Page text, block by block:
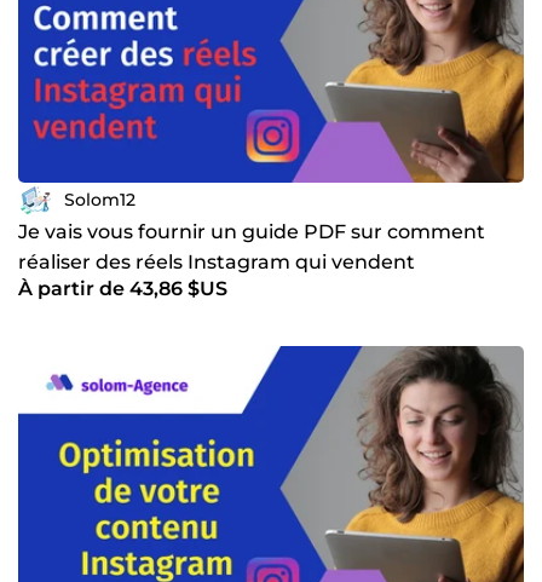
Solom12
Je vais vous fournir un guide PDF sur comment
réaliser des réels Instagram qui vendent
À partir de 43,86 $US